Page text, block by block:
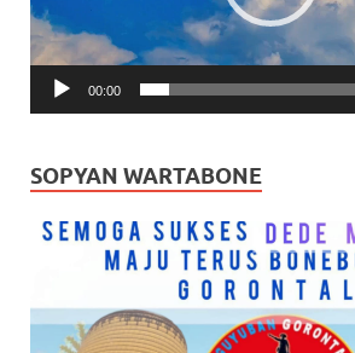
00:00
SOPYAN WARTABONE